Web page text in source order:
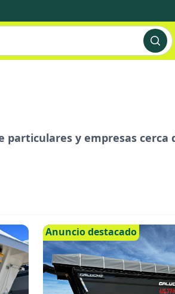
y empresas
Anuncio destacado